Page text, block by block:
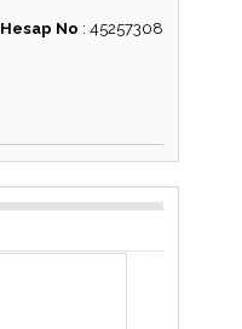
Hesap No : 45257308